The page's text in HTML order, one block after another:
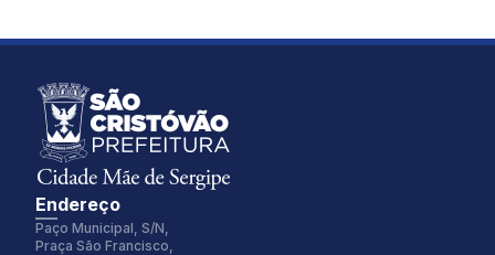
Endereço
Paço Municipal, S/N,
Praça São Francisco,